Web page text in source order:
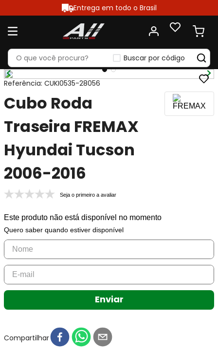
Entrega em todo o Brasil
Buscar por código
Referência: CUKI0535-28056
Cubo Roda
Traseira FREMAX
Hyundai Tucson
2006-2016
Seja o primeiro a avaliar
Este produto não está disponível no momento
Quero saber quando estiver disponível
Enviar
Compartilhar